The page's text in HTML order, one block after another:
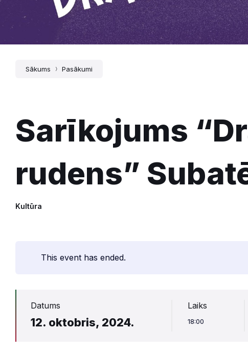
Sākums Pasākumi
Sarīkojums
rudens”
Kultūra
This event has ended.
Datums
12. oktobris, 2024.
Laiks
18:00